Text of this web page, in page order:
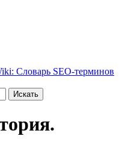
Словарь SEO-терминов